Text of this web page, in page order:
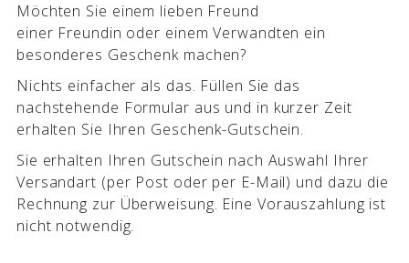
Möchten Sie einem lieben Freund
einer Freundin oder einem Verwandten ein
besonderes Geschenk machen?
Nichts einfacher als das. Füllen Sie das
nachstehende Formular aus und in kurzer Zeit
erhalten Sie Ihren Geschenk-Gutschein.
Sie erhalten Ihren Gutschein nach Auswahl Ihrer
Versandart (per Post oder per E-Mail) und dazu die
Rechnung zur Überweisung. Eine Vorauszahlung ist
nicht notwendig.